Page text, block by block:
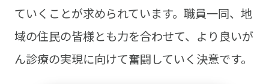
ていくことが求められています。職員一同、地
域の住民の皆様とも力を合わせて、より良いが
ん診療の実現に向けて奮闘していく決意です。